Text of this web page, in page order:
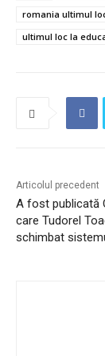
romania ultimul
ultimul loc la
Articolul precedent
A fost publicată
care Tudorel
schimbat